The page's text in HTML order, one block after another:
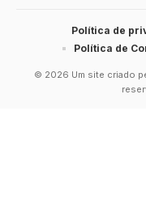
© 2026 Um site criado
Política de
Política de